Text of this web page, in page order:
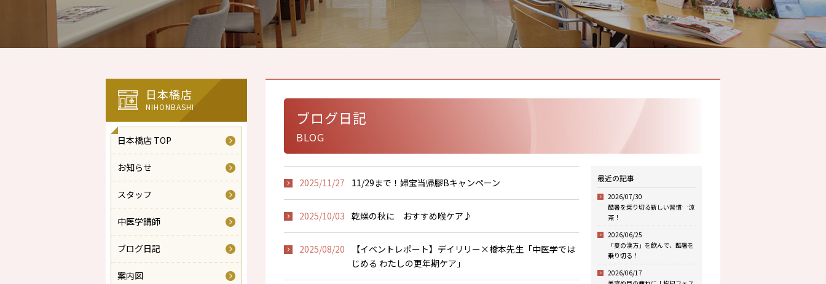
ブログ日記
BLOG
2025/11/27 11/29まで！婦宝当帰膠Bキャンペーン
2025/10/03 乾燥の秋に おすすめ喉ケア♪
2025/08/20
【イベントレポート】デイリリー×橋本先生「中医学では
じめる わたしの更年期ケア」
最近の記事
2026/07/30
酷暑を乗り切る新しい習慣…涼
茶！
2026/06/25
「夏の漢方」を飲んで、酷暑を
乗り切る！
2026/06/17
日本橋店
NIHONBASHI
日本橋店 TOP
お知らせ
スタッフ
中医学講師
ブログ日記
案内図